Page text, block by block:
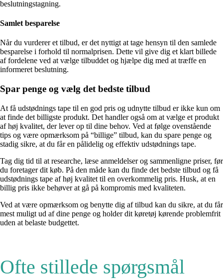
beslutningstagning.
Samlet besparelse
Når du vurderer et tilbud, er det nyttigt at tage hensyn til den samlede
besparelse i forhold til normalprisen. Dette vil give dig et klart billede
af fordelene ved at vælge tilbuddet og hjælpe dig med at træffe en
informeret beslutning.
Spar penge og vælg det bedste tilbud
At få udstødnings tape til en god pris og udnytte tilbud er ikke kun om
at finde det billigste produkt. Det handler også om at vælge et produkt
af høj kvalitet, der lever op til dine behov. Ved at følge ovenstående
tips og være opmærksom på “billige” tilbud, kan du spare penge og
stadig sikre, at du får en pålidelig og effektiv udstødnings tape.
Tag dig tid til at researche, læse anmeldelser og sammenligne priser, før
du foretager dit køb. På den måde kan du finde det bedste tilbud og få
udstødnings tape af høj kvalitet til en overkommelig pris. Husk, at en
billig pris ikke behøver at gå på kompromis med kvaliteten.
Ved at være opmærksom og benytte dig af tilbud kan du sikre, at du får
mest muligt ud af dine penge og holder dit køretøj kørende problemfrit
uden at belaste budgettet.
Ofte stillede spørgsmål